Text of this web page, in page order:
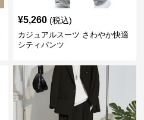
¥5,260 (税込)
カジュアルスーツ さわやか快適
シティパンツ